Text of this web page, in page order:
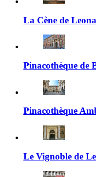
La Cène de
Pinacothèque de
Pinacothèque
Le Vignoble de